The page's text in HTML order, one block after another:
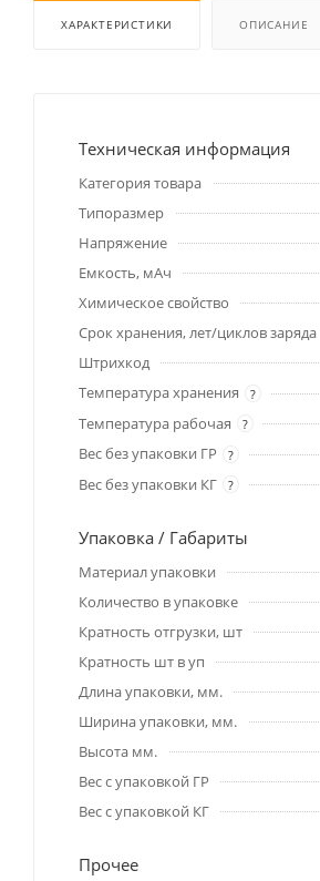
ХАРАКТЕРИСТИКИ ОПИСАНИЕ
Техническая информация
Категория товара
Типоразмер
Напряжение
Емкость, мАч
Химическое свойство
Срок хранения, лет/циклов заряда
Штрихкод
Температура хранения
?
Температура рабочая
?
Вес без упаковки ГР
?
Вес без упаковки КГ
?
Упаковка / Габариты
Материал упаковки
Количество в упаковке
Кратность отгрузки, шт
Кратность шт в уп
Длина упаковки, мм.
Ширина упаковки, мм.
Высота мм.
Вес с упаковкой ГР
Вес с упаковкой КГ
Прочее